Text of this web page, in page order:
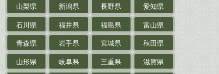
探偵小説・推理小説
乗物
鉄道・
電車・バス
戦前・戦中の紙物・資料
山梨県
新潟県 長野県
愛知県
石川県
福井県 福島県
富山県
青森県
岩手県 宮城県
秋田県
山形県
岐阜県 三重県
滋賀県